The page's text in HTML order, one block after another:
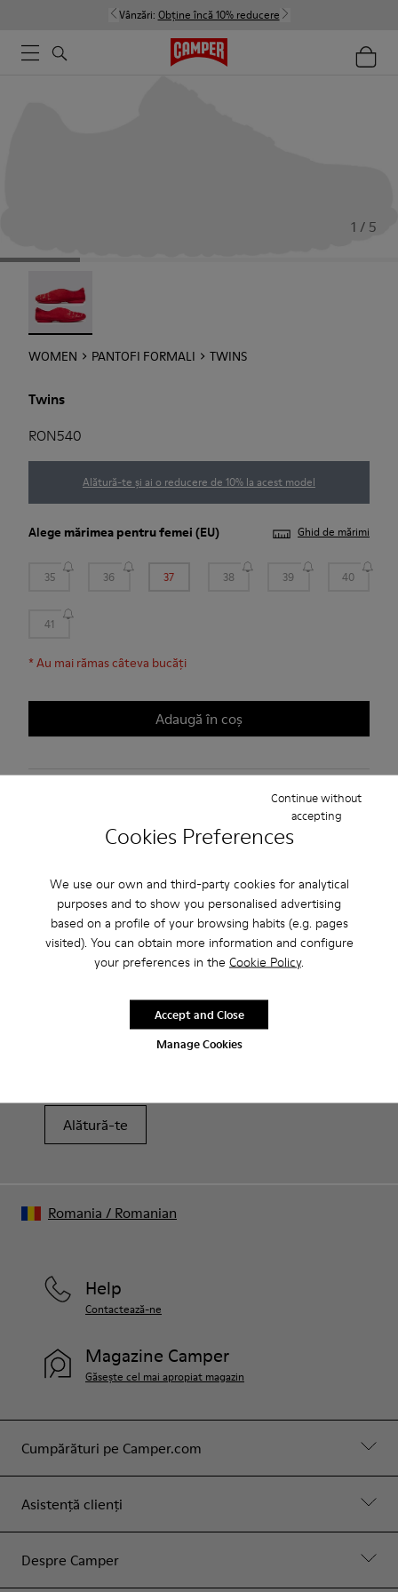
Cookies Preferences
We use our own and third-party cookies for analytical
purposes and to show you personalised advertising
based on a profile of your browsing habits (e.g. pages
visited). You can obtain more information and configure
your preferences in the Cookie Policy.
Manage Cookies
Continue without
accepting
Accept and Close
Vânzări: Obține încă 10% reducere
1 / 5
WOMEN PANTOFI FORMALI TWINS
Twins
RON540
Alătură-te și ai o reducere de 10% la acest model
Alege mărimea pentru femei (EU) Ghid de mărimi
35 36 37 38 39 40
41
*Au mai rămas câteva bucăți
Adaugă în coș
Livrare standard și în magazin gratuită pentru achiziții de
Perioadă de garanție de 2 ani.
Îngrijirea Produselor
Vânzări: Obține încă 10% reducere
Chiar așa. Ca membru al comunității noastre, te vei bucura de
Alătură-te
Cumpărături pe Camper.com
Asistență clienți
Despre Camper
Help
Contactează-ne
Magazine Camper
Găsește cel mai apropiat magazin
Romania / Romanian